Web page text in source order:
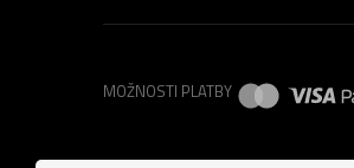
MOŽNOSTI PLATBY